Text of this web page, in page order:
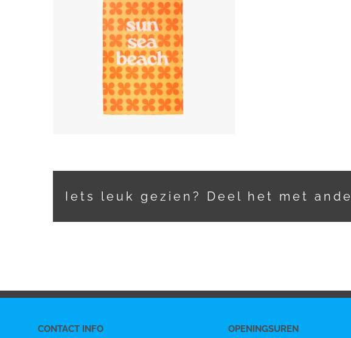
Iets leuk gezien? Deel het met
CONTACT INFO OPENINGSUREN